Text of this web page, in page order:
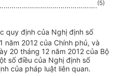
(5)
quy định của Nghị định số
năm 2012 của Chính phủ, và
20 tháng 12 năm 2012 của Bộ
số điều của Nghị định số
của pháp luật liên quan.